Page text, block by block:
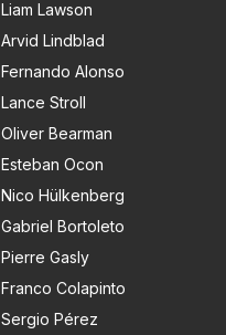
Liam Lawson
Arvid Lindblad
Fernando Alonso
Lance Stroll
Oliver Bearman
Esteban Ocon
Nico Hülkenberg
Gabriel Bortoleto
Pierre Gasly
Franco Colapinto
Sergio Pérez